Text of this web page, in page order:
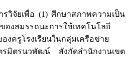
รวิจัยเพื่อ (1) ศึกษาสภาพความเป็น
องสมรรถนะการใช้เทคโนโลยี
งครูโรงเรียนในกลุ่มเครือข่าย
มิตรนวพัฒน์ สังกัดสำนักงานเขต